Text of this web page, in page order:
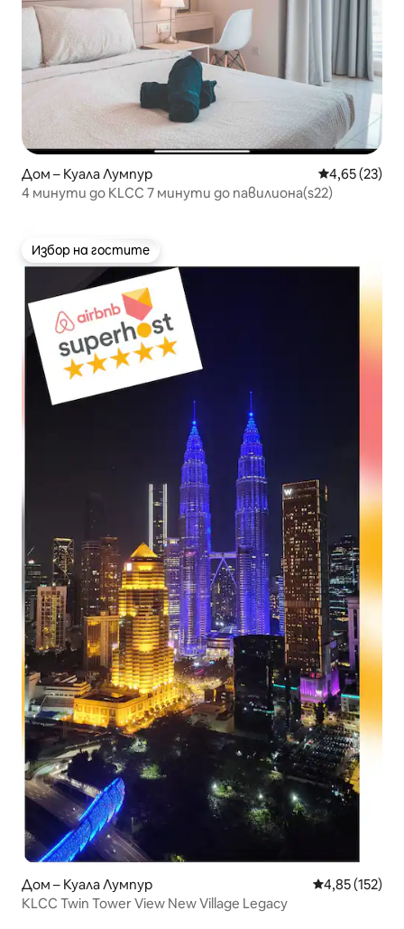
Дом – Куала Лумпур Средна
4,65 (23)
4 минути до KLCC 7 минути до павилиона(s22)
Избор на гостите
Избор на гостите
Дом – Куала Лумпур Средна
4,85 (152)
KLCC Twin Tower View New Village Legacy